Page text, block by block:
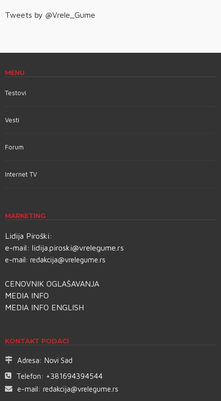
Tweets by @Vrele_Gume
MENU
Testovi
Vesti
Forum
Internet TV
MARKETING
Lidija Piroški:
e-mail: lidija.piroski@vrelegume.rs
e-mail: redakcija@vrelegume.rs
CENOVNIK OGLAŠAVANJA
MEDIA INFO
MEDIA INFO ENGLISH
KONTAKT PODACI
Adresa: Novi Sad
Telefon: +381694394544
e-mail: redakcija@vrelegume.rs